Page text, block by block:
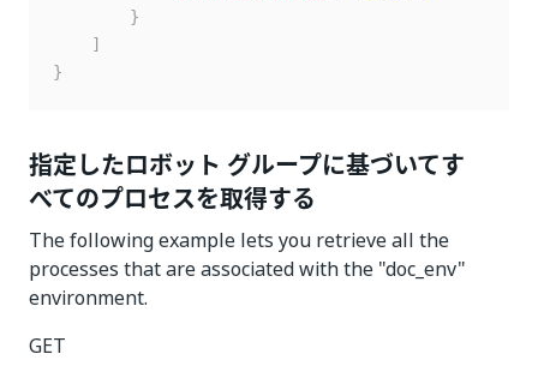
}
]
}
指定したロボット グループに基づいてす
べてのプロセスを取得する
The following example lets you retrieve all the
processes that are associated with the "doc_env"
environment.
GET